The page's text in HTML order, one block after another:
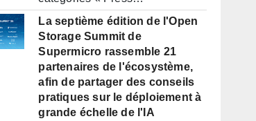
La septième édition de l'Open
Storage Summit de
Supermicro rassemble 21
partenaires de l'écosystème,
afin de partager des conseils
pratiques sur le déploiement à
grande échelle de l'IA